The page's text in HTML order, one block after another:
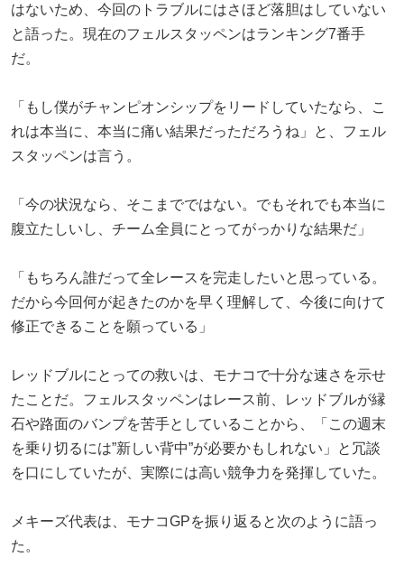
はないため、今回のトラブルにはさほど落胆はしていない
と語った。現在のフェルスタッペンはランキング7番手
だ。
「もし僕がチャンピオンシップをリードしていたなら、こ
れは本当に、本当に痛い結果だっただろうね」と、フェル
スタッペンは言う。
「今の状況なら、そこまでではない。でもそれでも本当に
腹立たしいし、チーム全員にとってがっかりな結果だ」
「もちろん誰だって全レースを完走したいと思っている。
だから今回何が起きたのかを早く理解して、今後に向けて
修正できることを願っている」
レッドブルにとっての救いは、モナコで十分な速さを示せ
たことだ。フェルスタッペンはレース前、レッドブルが縁
石や路面のバンプを苦手としていることから、「この週末
を乗り切るには”新しい背中”が必要かもしれない」と冗談
を口にしていたが、実際には高い競争力を発揮していた。
メキーズ代表は、モナコGPを振り返ると次のように語っ
た。